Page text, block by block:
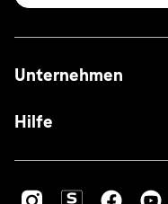
Unternehmen
Hilfe